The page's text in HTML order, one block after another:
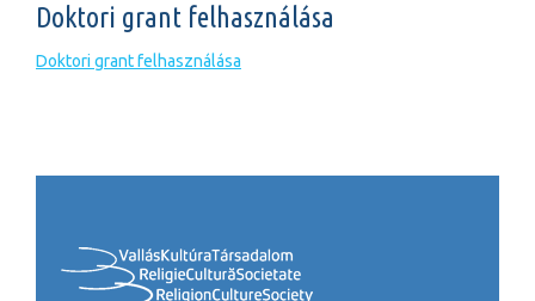
Doktori grant felhasználása
Doktori grant felhasználása